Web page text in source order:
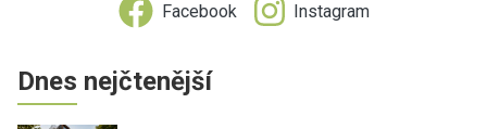
Facebook Instagram
Dnes nejčtenější